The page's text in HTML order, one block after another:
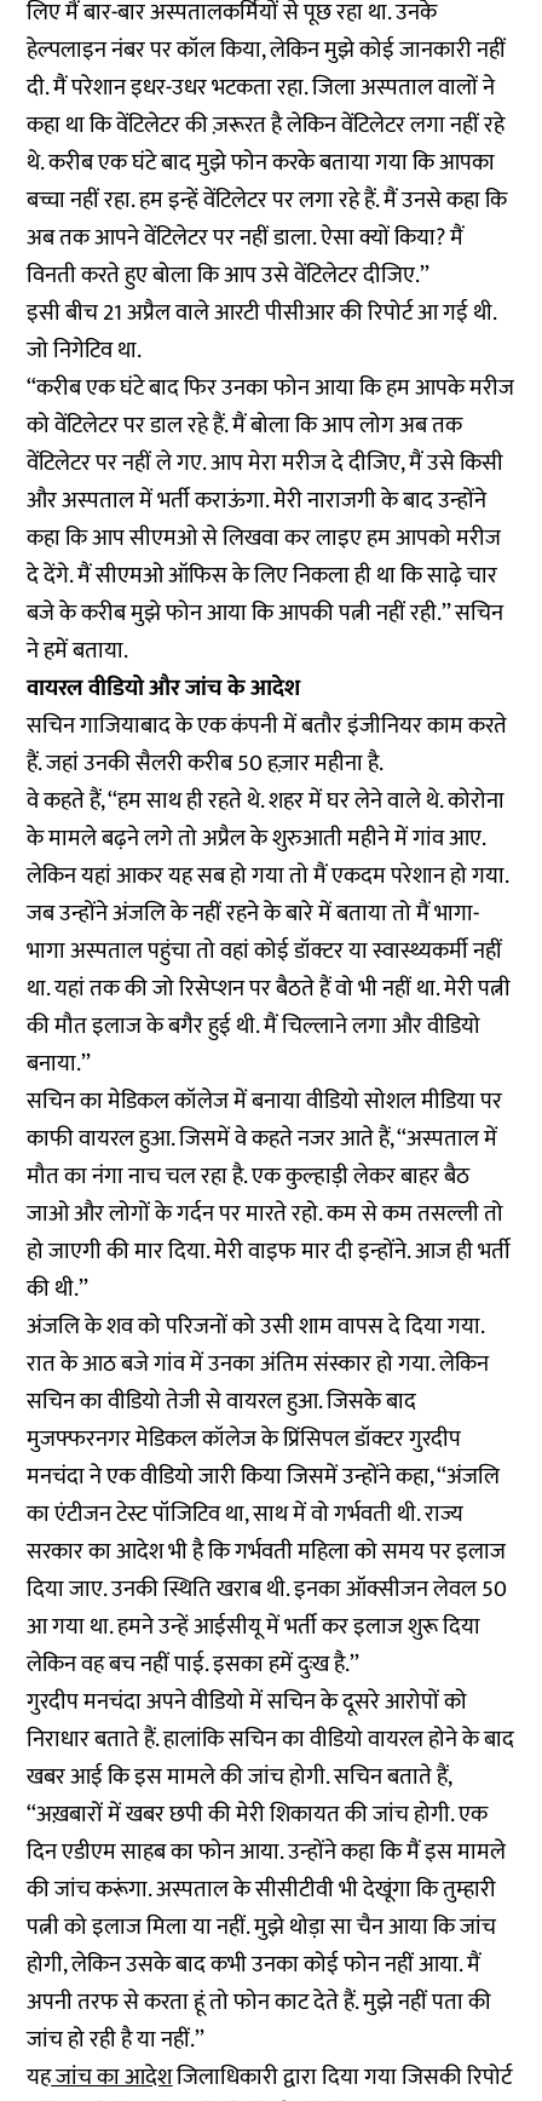
लिए मैं बार-बार अस्पतालकर्मियों से पूछ रहा था. उनके
हेल्पलाइन नंबर पर कॉल किया, लेकिन मुझे कोई जानकारी नहीं
दी. मैं परेशान इधर-उधर भटकता रहा. जिला अस्पताल वालों ने
कहा था कि वेंटिलेटर की ज़रूरत है लेकिन वेंटिलेटर लगा नहीं रहे
थे. करीब एक घंटे बाद मुझे फोन करके बताया गया कि आपका
बच्चा नहीं रहा. हम इन्हें वेंटिलेटर पर लगा रहे हैं. मैं उनसे कहा कि
अब तक आपने वेंटिलेटर पर नहीं डाला. ऐसा क्यों किया? मैं
विनती करते हुए बोला कि आप उसे वेंटिलेटर दीजिए.’’
इसी बीच 21 अप्रैल वाले आरटी पीसीआर की रिपोर्ट आ गई थी.
जो निगेटिव था.
‘‘करीब एक घंटे बाद फिर उनका फोन आया कि हम आपके मरीज
को वेंटिलेटर पर डाल रहे हैं. मैं बोला कि आप लोग अब तक
वेंटिलेटर पर नहीं ले गए. आप मेरा मरीज दे दीजिए, मैं उसे किसी
और अस्पताल में भर्ती कराऊंगा. मेरी नाराजगी के बाद उन्होंने
कहा कि आप सीएमओ से लिखवा कर लाइए हम आपको मरीज
दे देंगे. मैं सीएमओ ऑफिस के लिए निकला ही था कि साढ़े चार
बजे के करीब मुझे फोन आया कि आपकी पत्नी नहीं रही.’’ सचिन
ने हमें बताया.
वायरल वीडियो और जांच के आदेश
सचिन गाजियाबाद के एक कंपनी में बतौर इंजीनियर काम करते
हैं. जहां उनकी सैलरी करीब 50 हज़ार महीना है.
वे कहते हैं, ‘‘हम साथ ही रहते थे. शहर में घर लेने वाले थे. कोरोना
के मामले बढ़ने लगे तो अप्रैल के शुरुआती महीने में गांव आए.
लेकिन यहां आकर यह सब हो गया तो मैं एकदम परेशान हो गया.
जब उन्होंने अंजलि के नहीं रहने के बारे में बताया तो मैं भागा-
भागा अस्पताल पहुंचा तो वहां कोई डॉक्टर या स्वास्थ्यकर्मी नहीं
था. यहां तक की जो रिसेप्शन पर बैठते हैं वो भी नहीं था. मेरी पत्नी
की मौत इलाज के बगैर हुई थी. मैं चिल्लाने लगा और वीडियो
बनाया.’’
सचिन का मेडिकल कॉलेज में बनाया वीडियो सोशल मीडिया पर
काफी वायरल हुआ. जिसमें वे कहते नजर आते हैं, ‘‘अस्पताल में
मौत का नंगा नाच चल रहा है. एक कुल्हाड़ी लेकर बाहर बैठ
जाओ और लोगों के गर्दन पर मारते रहो. कम से कम तसल्ली तो
हो जाएगी की मार दिया. मेरी वाइफ मार दी इन्होंने. आज ही भर्ती
की थी.’’
अंजलि के शव को परिजनों को उसी शाम वापस दे दिया गया.
रात के आठ बजे गांव में उनका अंतिम संस्कार हो गया. लेकिन
सचिन का वीडियो तेजी से वायरल हुआ. जिसके बाद
मुजफ्फरनगर मेडिकल कॉलेज के प्रिंसिपल डॉक्टर गुरदीप
मनचंदा ने एक वीडियो जारी किया जिसमें उन्होंने कहा, ‘‘अंजलि
का एंटीजन टेस्ट पॉजिटिव था, साथ में वो गर्भवती थी. राज्य
सरकार का आदेश भी है कि गर्भवती महिला को समय पर इलाज
दिया जाए. उनकी स्थिति खराब थी. इनका ऑक्सीजन लेवल 50
आ गया था. हमने उन्हें आईसीयू में भर्ती कर इलाज शुरू दिया
लेकिन वह बच नहीं पाई. इसका हमें दुःख है.’’
गुरदीप मनचंदा अपने वीडियो में सचिन के दूसरे आरोपों को
निराधार बताते हैं. हालांकि सचिन का वीडियो वायरल होने के बाद
खबर आई कि इस मामले की जांच होगी. सचिन बताते हैं,
‘‘अख़बारों में खबर छपी की मेरी शिकायत की जांच होगी. एक
दिन एडीएम साहब का फोन आया. उन्होंने कहा कि मैं इस मामले
की जांच करूंगा. अस्पताल के सीसीटीवी भी देखूंगा कि तुम्हारी
पत्नी को इलाज मिला या नहीं. मुझे थोड़ा सा चैन आया कि जांच
होगी, लेकिन उसके बाद कभी उनका कोई फोन नहीं आया. मैं
अपनी तरफ से करता हूं तो फोन काट देते हैं. मुझे नहीं पता की
जांच हो रही है या नहीं.’’
यहजांच का आदेशजिलाधिकारी द्वारा दिया गया जिसकी रिपोर्ट